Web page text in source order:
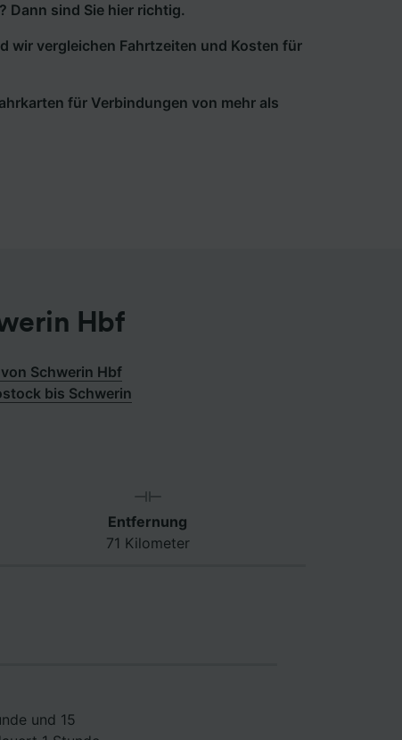
Dann sind Sie hier richtig.
wir vergleichen Fahrtzeiten und Kosten für
für Verbindungen von mehr als
Hbf
Schwerin Hbf
bis Schwerin
Entfernung
71 Kilometer
und 15